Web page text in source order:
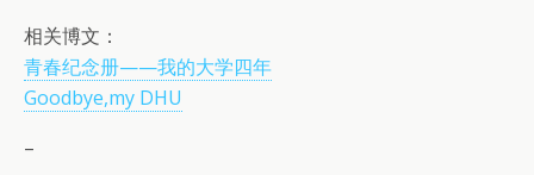
相关博文：
青春纪念册——我的大学四年
Goodbye,my DHU
–